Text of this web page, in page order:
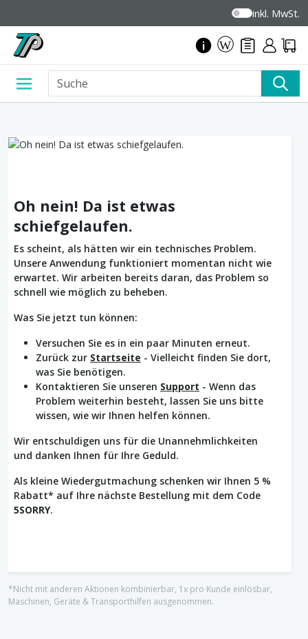
inkl. MwSt.
Oh nein! Da ist etwas
schiefgelaufen.
Es scheint, als hätten wir ein technisches Problem.
Unsere Anwendung funktioniert momentan nicht wie
erwartet. Wir arbeiten bereits daran, das Problem so
schnell wie möglich zu beheben.
Was Sie jetzt tun können:
Versuchen Sie es in ein paar Minuten erneut.
Zurück zur Startseite - Vielleicht finden Sie dort,
was Sie benötigen.
Kontaktieren Sie unseren Support - Wenn das
Problem weiterhin besteht, lassen Sie uns bitte
wissen, wie wir Ihnen helfen können.
Wir entschuldigen uns für die Unannehmlichkeiten
und danken Ihnen für Ihre Geduld.
Als kleine Wiedergutmachung schenken wir Ihnen 5 %
Rabatt* auf Ihre nächste Bestellung mit dem Code
5SORRY.
*Nicht mit anderen Aktionen kombinierbar, 1x pro Kunde einlösbar,
Maschinen, Geräte & Transporthilfen ausgenommen.